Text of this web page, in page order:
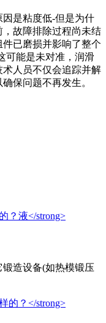
是粘度低-但是为什
故障排除过程尚未结
已磨损并影响了整个
可能是未对准，润滑
人员不仅会追踪并解
保问题不再发生。
造设备(如热模锻压